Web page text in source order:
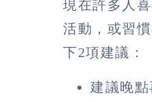
現在許多人
活動，或習
下2項建議：
建議晚